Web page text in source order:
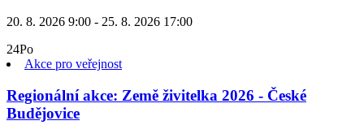
20. 8. 2026 9:00 - 25. 8. 2026 17:00
24Po
Akce pro veřejnost
Regionální akce: Země živitelka 2026 - České
Budějovice